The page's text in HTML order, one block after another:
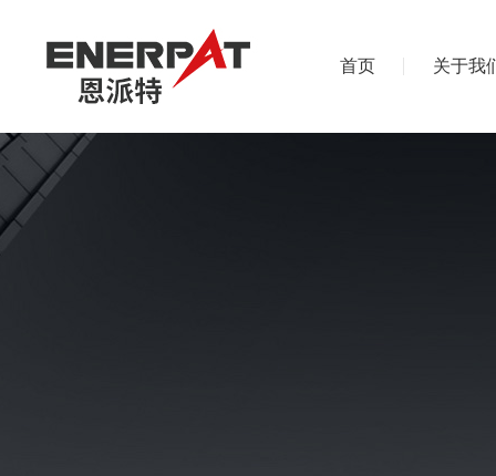
首页 关于我